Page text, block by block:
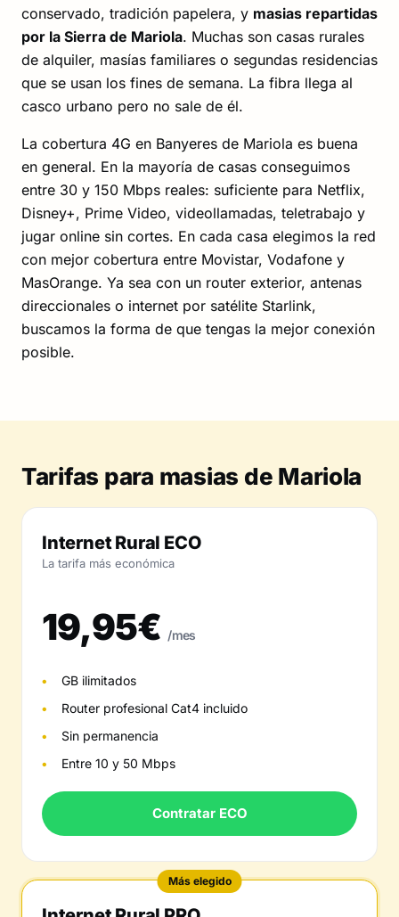
conservado, tradición papelera, y masias repartidas
por la Sierra de Mariola. Muchas son casas rurales
de alquiler, masías familiares o segundas residencias
que se usan los fines de semana. La fibra llega al
casco urbano pero no sale de él.
La cobertura 4G en Banyeres de Mariola es buena
en general. En la mayoría de casas conseguimos
entre 30 y 150 Mbps reales: suficiente para Netflix,
Disney+, Prime Video, videollamadas, teletrabajo y
jugar online sin cortes. En cada casa elegimos la red
con mejor cobertura entre Movistar, Vodafone y
MasOrange. Ya sea con un router exterior, antenas
direccionales o internet por satélite Starlink,
buscamos la forma de que tengas la mejor conexión
posible.
Tarifas para masias de Mariola
Internet Rural ECO
La tarifa más económica
19,95€ /mes
GB ilimitados
Router profesional Cat4 incluido
Sin permanencia
Entre 10 y 50 Mbps
Contratar ECO
Más elegido